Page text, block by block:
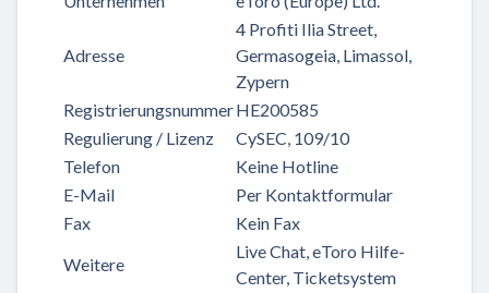
Adresse
4 Profiti Ilia Street,
Germasogeia, Limassol,
Zypern
RegistrierungsnummerHE200585
Regulierung / Lizenz
CySEC, 109/10
Telefon
Keine Hotline
E-Mail
Per Kontaktformular
Fax
Kein Fax
Weitere
Live Chat, eToro Hilfe-
Center, Ticketsystem